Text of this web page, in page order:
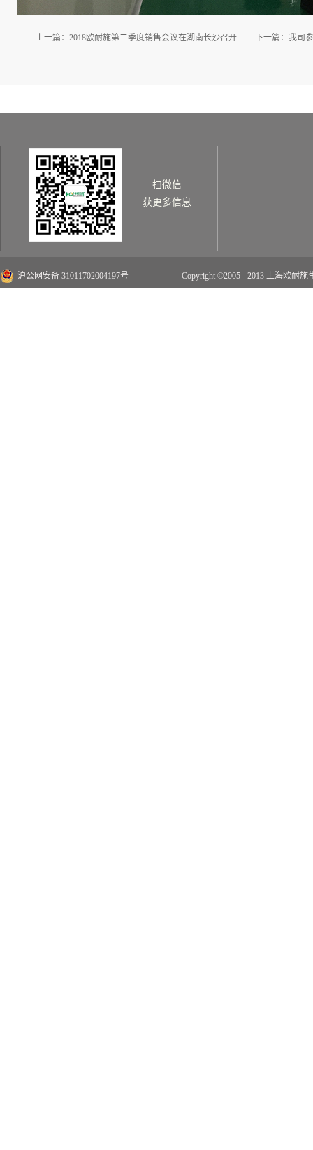
上一篇： 2018欧耐施第二季度销售会议在湖南长沙召开 下一篇： 我司
扫微信
获更多信息
沪公网安备 31011702004197号 Copyright ©2005 - 2013 上海欧耐施